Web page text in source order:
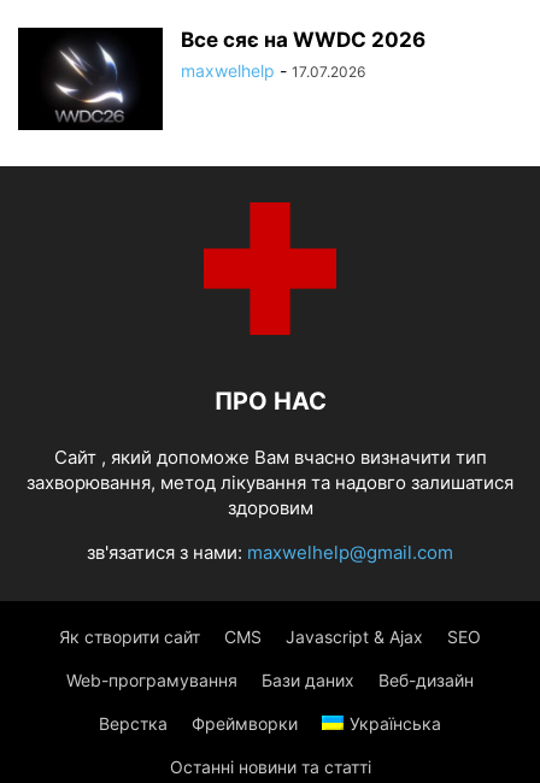
Все сяє на WWDC 2026
maxwelhelp - 17.07.2026
ПРО НАС
Cайт , який допоможе Вам вчасно визначити тип
захворювання, метод лікування та надовго залишатися
здоровим
зв'язатися з нами: maxwelhelp@gmail.com
Як створити сайт CMS Javascript & Ajax SEO
Web-програмування Бази даних Веб-дизайн
Верстка Фреймворки Українська
Останні новини та статті